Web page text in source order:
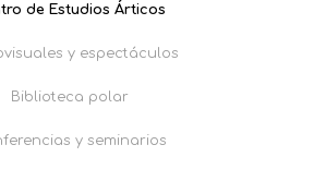
de Estudios Árticos
y espectáculos
Biblioteca polar
y seminarios